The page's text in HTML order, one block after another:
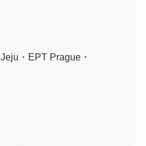
・EPT Prague・